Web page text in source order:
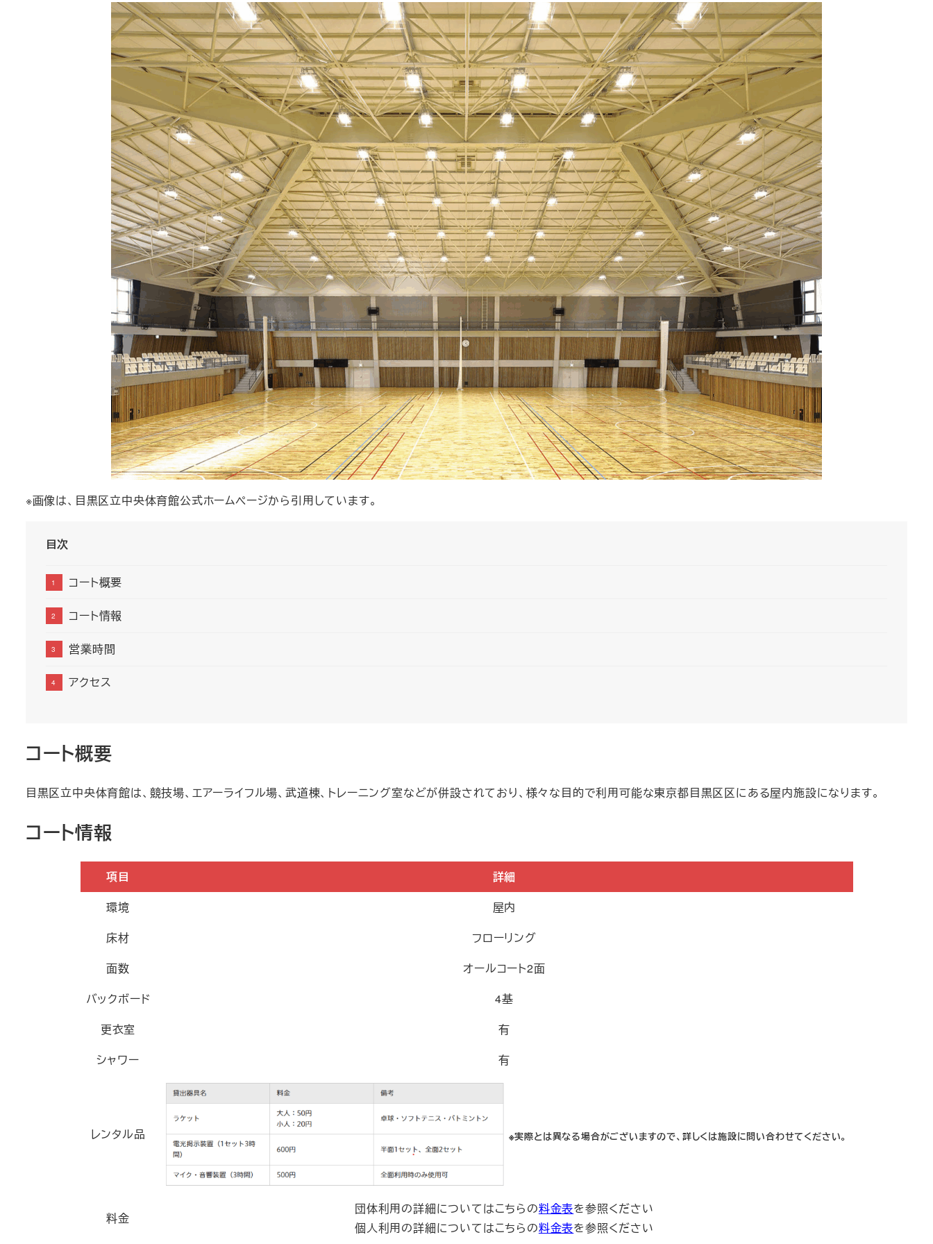
※画像は、目黒区立中央体育館公式ホームページから引用しています。
目次
コート概要
コート情報
営業時間
アクセス
コート概要
目黒区立中央体育館は、競技場、エアーライフル場、武道棟、トレーニング室などが併設されており、様々な目的で利用可能な東京都目黒区区にある屋内施設になります。
コート情報
項目
詳細
環境
屋内
床材
フローリング
面数
オールコート2面
バックボード
4基
更衣室
有
シャワー
有
レンタル品 ※実際とは異なる場合がございますので、詳しくは施設に問い合わせてください。
料金
団体利用の詳細についてはこちらの料金表を参照ください
個人利用の詳細についてはこちらの料金表を参照ください